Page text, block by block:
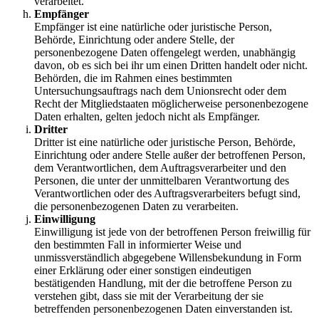
Empfänger
Empfänger ist eine natürliche oder juristische Person,
Behörde, Einrichtung oder andere Stelle, der
personenbezogene Daten offengelegt werden, unabhängig
davon, ob es sich bei ihr um einen Dritten handelt oder nicht.
Behörden, die im Rahmen eines bestimmten
Untersuchungsauftrags nach dem Unionsrecht oder dem
Recht der Mitgliedstaaten möglicherweise personenbezogene
Daten erhalten, gelten jedoch nicht als Empfänger.
Dritter
Dritter ist eine natürliche oder juristische Person, Behörde,
Einrichtung oder andere Stelle außer der betroffenen Person,
dem Verantwortlichen, dem Auftragsverarbeiter und den
Personen, die unter der unmittelbaren Verantwortung des
Verantwortlichen oder des Auftragsverarbeiters befugt sind,
die personenbezogenen Daten zu verarbeiten.
Einwilligung
Einwilligung ist jede von der betroffenen Person freiwillig für
den bestimmten Fall in informierter Weise und
unmissverständlich abgegebene Willensbekundung in Form
einer Erklärung oder einer sonstigen eindeutigen
bestätigenden Handlung, mit der die betroffene Person zu
verstehen gibt, dass sie mit der Verarbeitung der sie
betreffenden personenbezogenen Daten einverstanden ist.